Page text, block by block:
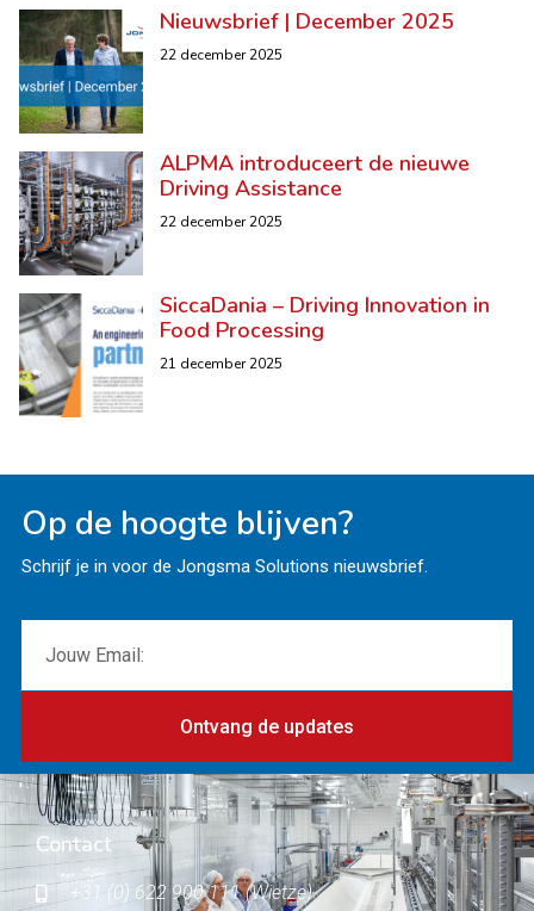
Nieuwsbrief | December 2025
22 december 2025
ALPMA introduceert de nieuwe
Driving Assistance
22 december 2025
SiccaDania – Driving Innovation in
Food Processing
21 december 2025
Op de hoogte blijven?
Schrijf je in voor de Jongsma Solutions nieuwsbrief.
Ontvang de updates
Contact
+31 (0) 622 900 111 (Wietze)